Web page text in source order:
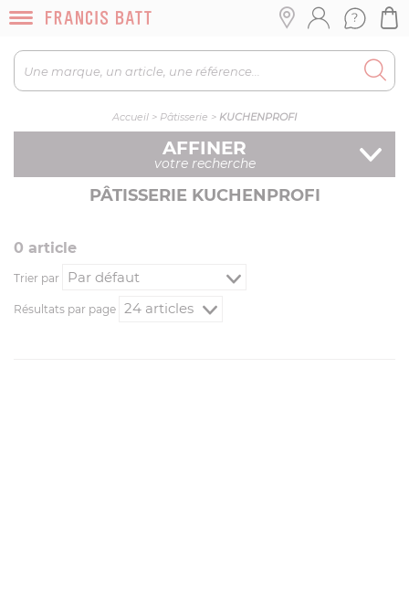
Accueil > Pâtisserie > KUCHENPROFI
AFFINER
votre recherche
PÂTISSERIE KUCHENPROFI
0 article
Trier par
Résultats par page